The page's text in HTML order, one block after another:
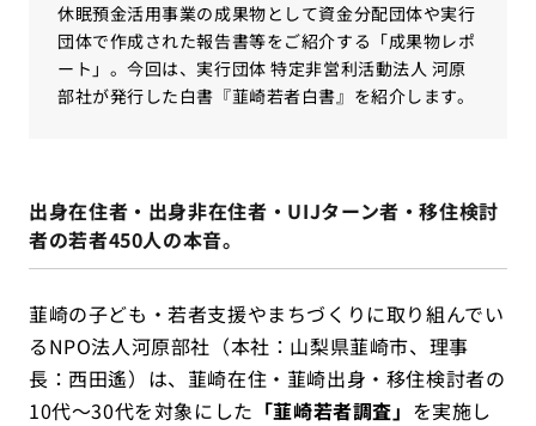
休眠預金活用事業の成果物として資金分配団体や実行
団体で作成された報告書等をご紹介する「成果物レポ
ート」。今回は、実行団体 特定非営利活動法人 河原
部社が発行した白書『韮崎若者白書』を紹介します。
出身在住者・出身非在住者・UIJターン者・移住検討
者の若者450人の本音。
韮崎の子ども・若者支援やまちづくりに取り組んでい
るNPO法人河原部社（本社：山梨県韮崎市、理事
長：西田遙）は、韮崎在住・韮崎出身・移住検討者の
10代～30代を対象にした 「韮崎若者調査」 を実施し